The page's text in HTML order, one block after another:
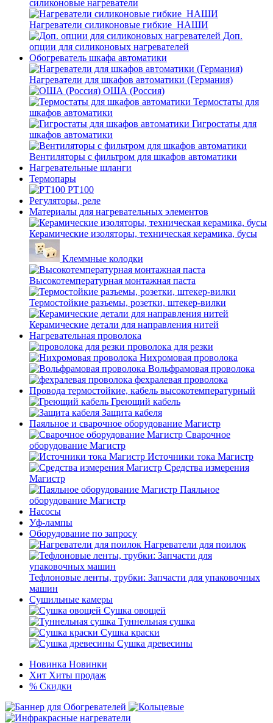
силиконовые нагреватели
Нагреватели силиконовые гибкие_НАШИ
Доп.
опции для силиконовых нагревателей
Обогреватель шкафа автоматики
Нагреватели для шкафов автоматики (Германия)
ОША (Россия)
Термостаты для
шкафов автоматики
Гигростаты для
шкафов автоматики
Вентиляторы с фильтром для шкафов автоматики
Нагревательные шланги
Термопары
PT100
Регуляторы, реле
Материалы для нагревательных элементов
Керамические изоляторы, техническая керамика, бусы
Клеммные колодки
Высокотемпературная монтажная паста
Термостойкие разъемы, розетки, штекер-вилки
Керамические детали для направления нитей
Нагревательная проволока
проволока для резки
Нихромовая проволока
Вольфрамовая проволока
фехралевая проволока
Провода термостойкие, кабель высокотемпературный
Греющий кабель
Защита кабеля
Паяльное и сварочное оборудование Магистр
Сварочное
оборудование Магистр
Источники тока Магистр
Средства измерения
Магистр
Паяльное
оборудование Магистр
Насосы
Уф-лампы
Оборудование по запросу
Нагреватели для поилок
Тефлоновые ленты, трубки: Запчасти для упаковочных
машин
Сушильные камеры
Сушка овощей
Туннельная сушка
Сушка краски
Сушка древесины
Новинка Новинки
Хит Хиты продаж
% Скидки